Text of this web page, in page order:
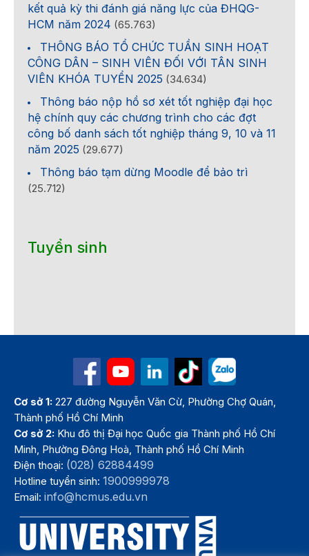
kết quả kỳ thi đánh giá năng lực của ĐHQG-
HCM năm 2024 (65.763)
THÔNG BÁO TỔ CHỨC TUẦN SINH HOẠT
CÔNG DÂN – SINH VIÊN ĐỐI VỚI TÂN SINH
VIÊN KHÓA TUYỂN 2025 (34.634)
Thông báo nộp hồ sơ xét tốt nghiệp đại học
hệ chính quy các chương trình cho các đợt
công bố danh sách tốt nghiệp tháng 9, 10 và 11
năm 2025 (29.677)
Thông báo tạm dừng Moodle để bảo trì
(25.712)
Tuyển sinh
Cơ sở 1: 227 đường Nguyễn Văn Cừ, Phường Chợ Quán,
Thành phố Hồ Chí Minh
Cơ sở 2: Khu đô thị Đại học Quốc gia Thành phố Hồ Chí
Minh, Phường Đông Hoà, Thành phố Hồ Chí Minh
Điện thoại: (028) 62884499
Hotline tuyển sinh:1900999978
Email:info@hcmus.edu.vn